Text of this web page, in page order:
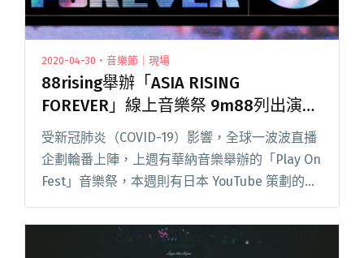
2020-04-30・音樂節｜現場
88rising舉辦「ASIA RISING
FOREVER」線上音樂祭 9m88列出演名
單
受新冠肺炎（COVID-19）影響，全球一波波直播
企劃輪番上陣，上週有華納音樂舉辦的「Play On
Fest」音樂祭，本週則有日本 YouTube 策劃的「
YouTube Music Week STAY HOME #WITHME」，
今（閱讀全文 "88rising舉辦「ASIA RISING
FOREVER」線上音樂祭 9m88列出演名單"